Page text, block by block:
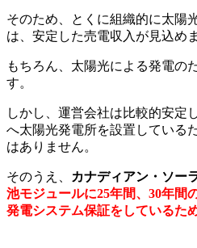
そのため、とくに組織的に太陽
は、安定した売電収入が見込めま
もちろん、太陽光による発電の
す。
しかし、運営会社は比較的安定
へ太陽光発電所を設置している
はありません。
そのうえ、 カナディアン・ソー
池モジュールに25年間、30年間
発電システム保証をしているた